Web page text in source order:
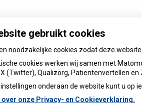
gebruikt cookies
noodzakelijke cookies zodat deze
cookies werken wij samen met
(Twitter), Qualizorg, Patiëntenvertellen
onderaan de website kunt u op
over onze Privacy- en Cookieverklaring.